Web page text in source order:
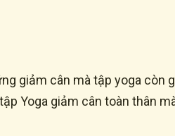
giảm cân mà tập yoga còn
Yoga giảm cân toàn thân